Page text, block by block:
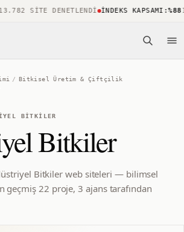
SITE DENETLENDI İNDEKS KAPSAMI:%88
/ Bitkisel Üretim & Çiftçilik
BITKILER
Bitkiler
Bitkiler web siteleri — bilimsel
geçmiş 22 proje, 3 ajans tarafından